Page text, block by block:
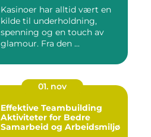
Kasinoer har alltid vært en
kilde til underholdning,
spenning og en touch av
glamour. Fra den ...
01. nov
Effektive Teambuilding
Aktiviteter for Bedre
Samarbeid og Arbeidsmiljø